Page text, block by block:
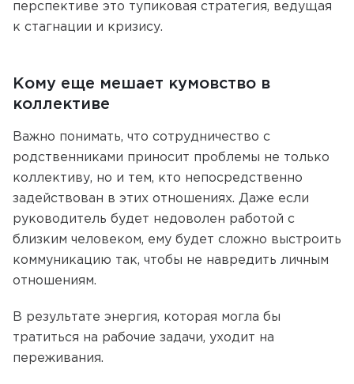
перспективе это тупиковая стратегия, ведущая
к стагнации и кризису.
Кому еще мешает кумовство в
коллективе
Важно понимать, что сотрудничество с
родственниками приносит проблемы не только
коллективу, но и тем, кто непосредственно
задействован в этих отношениях. Даже если
руководитель будет недоволен работой с
близким человеком, ему будет сложно выстроить
коммуникацию так, чтобы не навредить личным
отношениям.
В результате энергия, которая могла бы
тратиться на рабочие задачи, уходит на
переживания.